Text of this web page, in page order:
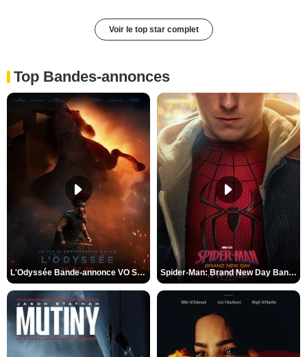
Voir le top star complet
Top Bandes-annonces
L'Odyssée Bande-annonce VO STFR Spider-Man: Brand New Day Bande-annonce VO STFR